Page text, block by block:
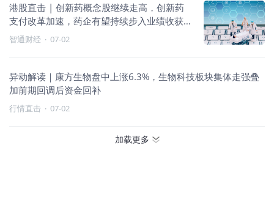
港股直击 | 创新药概念股继续走高，创新药
支付改革加速，药企有望持续步入业绩收获
期
智通财经 · 07-02
异动解读｜康方生物盘中上涨6.3%，生物科技板块集体走强叠
加前期回调后资金回补
行情直击 · 07-02
加载更多